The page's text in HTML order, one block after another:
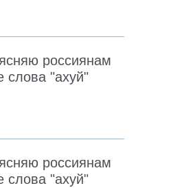
россиянам
слова "ахуй"
россиянам
слова "ахуй"